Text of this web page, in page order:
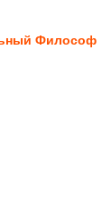
Философ